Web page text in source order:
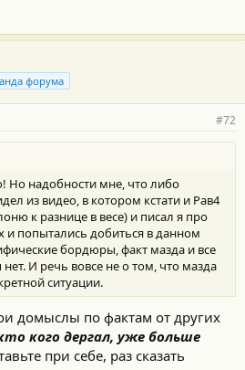
форума
#72
Но надобности мне, что либо
из видео, в котором кстати и Рав4
к разнице в весе) и писал я про
и попытались добиться в данном
бордюры, факт мазда и все
И речь вовсе не о том, что мазда
ситуации.
домыслы по фактам от других
кого дергал, уже больше
при себе, раз сказать